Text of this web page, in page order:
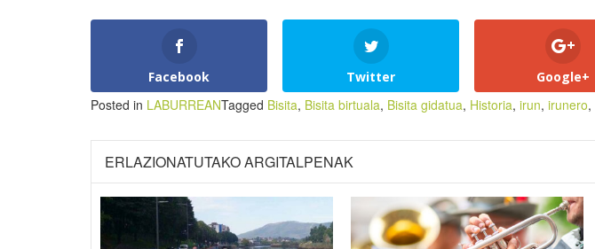
Facebook Twitter Google+
Posted in LABURREANTagged Bisita, Bisita birtuala, Bisita gidatua, Historia, irun, irunero,
ERLAZIONATUTAKO ARGITALPENAK